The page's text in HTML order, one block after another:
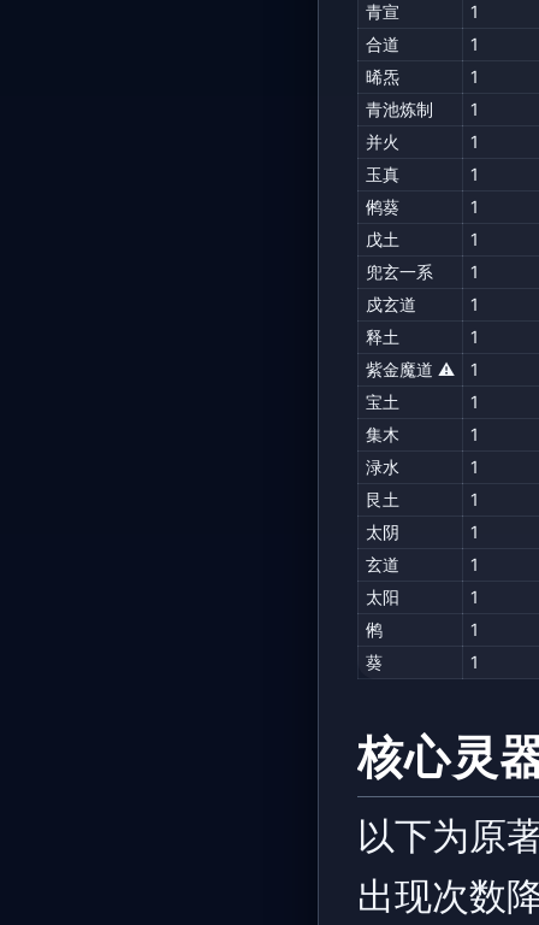
青宣
1
合道
1
晞炁
1
青池炼制
1
并火
1
玉真
1
鸺葵
1
戊土
1
兜玄一系
1
戍玄道
1
释土
1
紫金魔道 ⚠️
1
宝土
1
集木
1
渌水
1
艮土
1
太阴
1
玄道
1
太阳
1
鸺
1
葵
1
核心灵
以下为原
出现次数